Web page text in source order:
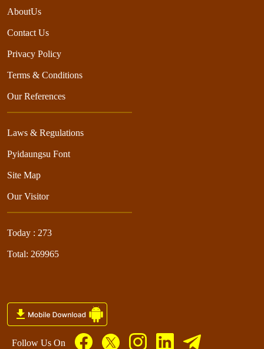
AboutUs
Contact Us
Privacy Policy
Terms & Conditions
Our References
Laws & Regulations
Pyidaungsu Font
Site Map
Our Visitor
Today : 273
Total: 269965
Follow Us On